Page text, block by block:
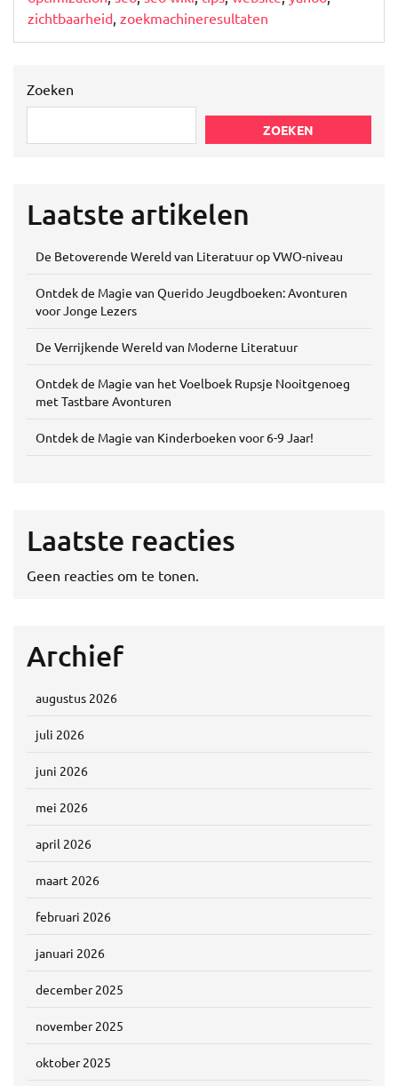
zichtbaarheid, zoekmachineresultaten
Zoeken
ZOEKEN
Laatste artikelen
De Betoverende Wereld van Literatuur op VWO-niveau
Ontdek de Magie van Querido Jeugdboeken: Avonturen
voor Jonge Lezers
De Verrijkende Wereld van Moderne Literatuur
Ontdek de Magie van het Voelboek Rupsje Nooitgenoeg
met Tastbare Avonturen
Ontdek de Magie van Kinderboeken voor 6-9 Jaar!
Laatste reacties
Geen reacties om te tonen.
Archief
augustus 2026
juli 2026
juni 2026
mei 2026
april 2026
maart 2026
februari 2026
januari 2026
december 2025
november 2025
oktober 2025